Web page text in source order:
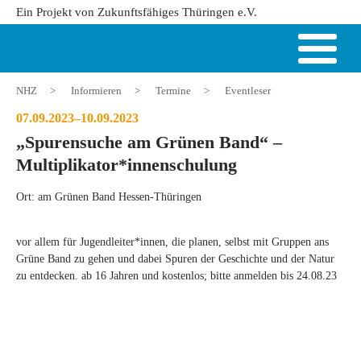
Ein Projekt von Zukunftsfähiges Thüringen e.V.
NHZ > Informieren > Termine > Eventleser
07.09.2023–10.09.2023
„Spurensuche am Grünen Band“ –
Multiplikator*innenschulung
Ort: am Grünen Band Hessen-Thüringen
vor allem für Jugendleiter*innen, die planen, selbst mit Gruppen ans
Grüne Band zu gehen und dabei Spuren der Geschichte und der Natur
zu entdecken. ab 16 Jahren und kostenlos; bitte anmelden bis 24.08.23